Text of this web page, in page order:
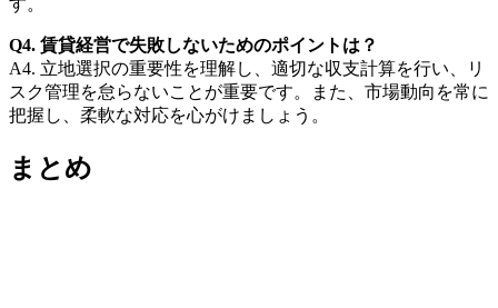
す。
Q4. 賃貸経営で失敗しないためのポイントは？
A4. 立地選択の重要性を理解し、適切な収支計算を行い、リ
スク管理を怠らないことが重要です。また、市場動向を常に
把握し、柔軟な対応を心がけましょう。
まとめ